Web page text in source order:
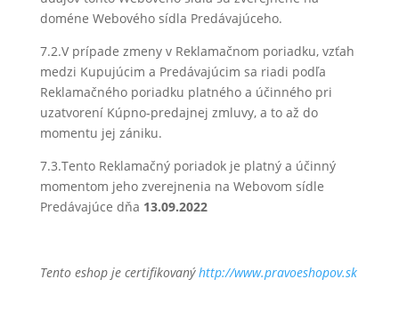
doméne Webového sídla Predávajúceho.
7.2.V prípade zmeny v Reklamačnom poriadku, vzťah
medzi Kupujúcim a Predávajúcim sa riadi podľa
Reklamačného poriadku platného a účinného pri
uzatvorení Kúpno-predajnej zmluvy, a to až do
momentu jej zániku.
7.3.Tento Reklamačný poriadok je platný a účinný
momentom jeho zverejnenia na Webovom sídle
Predávajúce dňa 13.09.2022
Tento eshop je certifikovanýhttp://www.pravoeshopov.sk